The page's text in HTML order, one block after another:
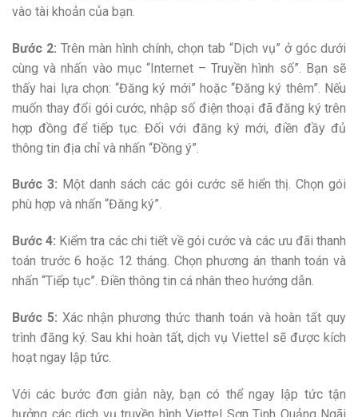
vào tài khoản của bạn.
Bước 2: Trên màn hình chính, chọn tab “Dịch vụ” ở góc dưới
cùng và nhấn vào mục “Internet – Truyền hình số”. Bạn sẽ
thấy hai lựa chọn: “Đăng ký mới” hoặc “Đăng ký thêm”. Nếu
muốn thay đổi gói cước, nhập số điện thoại đã đăng ký trên
hợp đồng để tiếp tục. Đối với đăng ký mới, điền đầy đủ
thông tin địa chỉ và nhấn “Đồng ý”.
Bước 3: Một danh sách các gói cước sẽ hiển thị. Chọn gói
phù hợp và nhấn “Đăng ký”.
Bước 4: Kiểm tra các chi tiết về gói cước và các ưu đãi thanh
toán trước 6 hoặc 12 tháng. Chọn phương án thanh toán và
nhấn “Tiếp tục”. Điền thông tin cá nhân theo hướng dẫn.
Bước 5: Xác nhận phương thức thanh toán và hoàn tất quy
trình đăng ký. Sau khi hoàn tất, dịch vụ Viettel sẽ được kích
hoạt ngay lập tức.
Với các bước đơn giản này, bạn có thể ngay lập tức tận